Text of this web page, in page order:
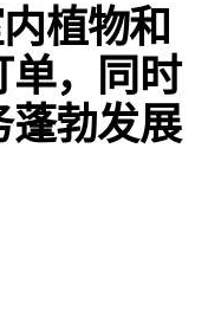
植物和
单，同时
蓬勃发展